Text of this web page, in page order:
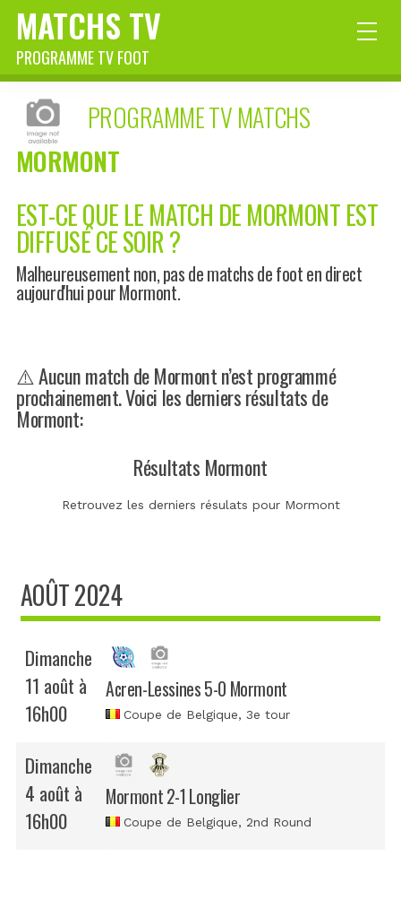
MATCHS TV
PROGRAMME TV FOOT
PROGRAMME TV MATCHS
MORMONT
EST-CE QUE LE MATCH DE MORMONT EST
DIFFUSÉ CE SOIR ?
Malheureusement non, pas de matchs de foot en direct
aujourd'hui pour Mormont.
⚠️ Aucun match de Mormont n’est programmé
prochainement. Voici les derniers résultats de
Mormont:
Résultats Mormont
Retrouvez les derniers résulats pour Mormont
AOÛT 2024
Dimanche
11 août à
16h00
Acren-Lessines 5-0 Mormont
Coupe de Belgique, 3e tour
Dimanche
4 août à
16h00
Mormont 2-1 Longlier
Coupe de Belgique, 2nd Round